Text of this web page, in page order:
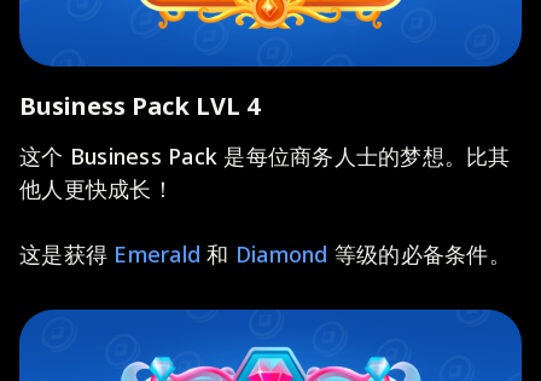
Business Pack LVL 4
这个 Business Pack 是每位商务人士的梦想。比其
他人更快成长！
这是获得 Emerald 和 Diamond 等级的必备条件。